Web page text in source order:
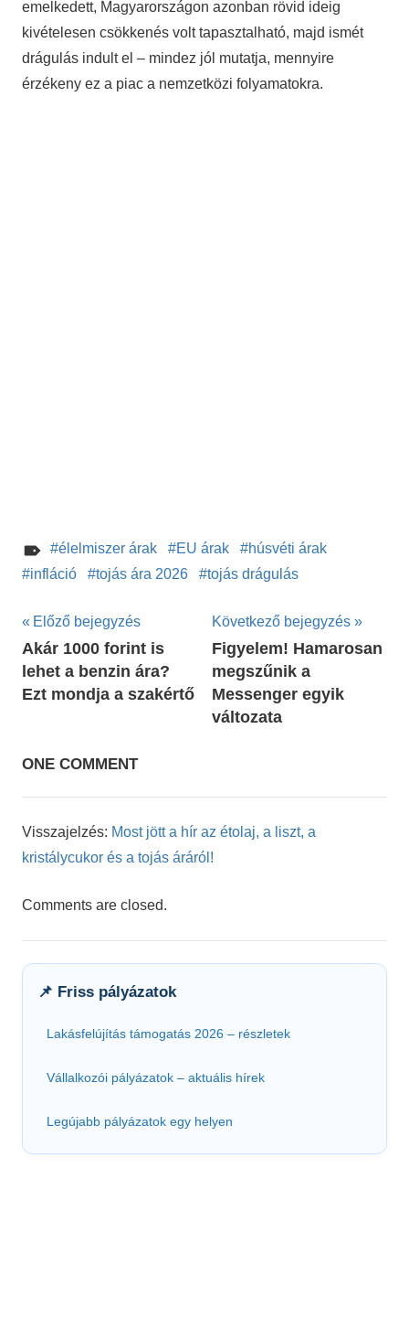
emelkedett, Magyarországon azonban rövid ideig
kivételesen csökkenés volt tapasztalható, majd ismét
drágulás indult el – mindez jól mutatja, mennyire
érzékeny ez a piac a nemzetközi folyamatokra.
élelmiszer árak EU árak
húsvéti árak
infláció
tojás ára 2026 tojás drágulás
Bejegyzés
navigáció
Előző bejegyzés
Akár 1000 forint is
lehet a benzin ára?
Ezt mondja a szakértő
Következő bejegyzés
Figyelem! Hamarosan
megszűnik a
Messenger egyik
változata
ONE COMMENT
Visszajelzés: Most jött a hír az étolaj, a liszt, a
kristálycukor és a tojás áráról!
Comments are closed.
📌 Friss pályázatok
Lakásfelújítás támogatás 2026 – részletek
Vállalkozói pályázatok – aktuális hírek
Legújabb pályázatok egy helyen